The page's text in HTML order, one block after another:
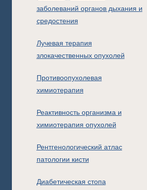
заболеваний органов дыхания и
средостения
Лучевая терапия
злокачественных опухолей
Противоопухолевая
химиотерапия
Реактивность организма и
химиотерапия опухолей
Рентгенологический атлас
патологии кисти
Диабетическая стопа